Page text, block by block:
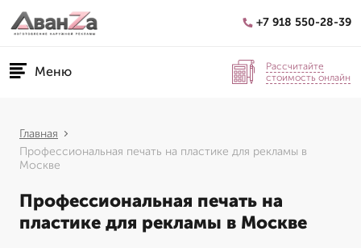
+7 918 550-28-39
Меню
Рассчитайте
стоимость онлайн
Главная
Профессиональная печать на пластике для рекламы в
Москве
Профессиональная печать на
пластике для рекламы в Москве